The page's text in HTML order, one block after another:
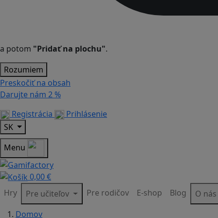
a potom "Pridať na plochu".
Rozumiem
Preskočiť na obsah
Darujte nám 2 %
Registrácia
Prihlásenie
SK
Menu
0,00 €
Hry
Pre učiteľov Pre rodičov E-shop Blog
O nás
Domov